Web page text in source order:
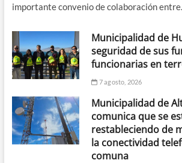
importante convenio de colaboración
Municipalidad de
seguridad de sus
funcionarias en
7 agosto, 2026
Municipalidad de
comunica que se
restableciendo de
la conectividad
comuna